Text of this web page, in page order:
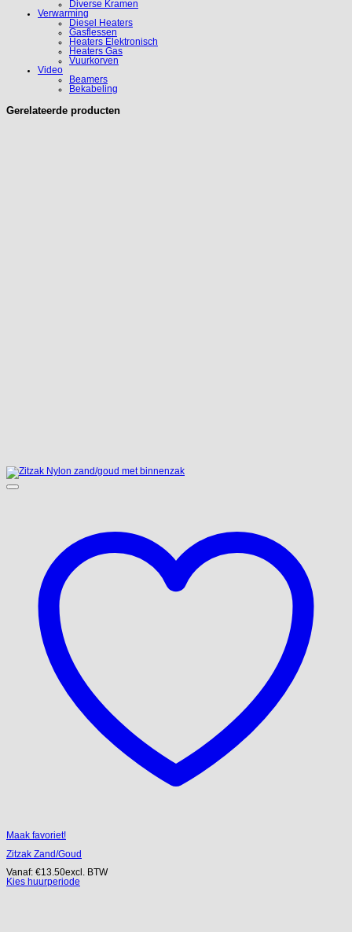
Diverse Kramen
Verwarming
Diesel Heaters
Gasflessen
Heaters Elektronisch
Heaters Gas
Vuurkorven
Video
Beamers
Bekabeling
Gerelateerde producten
Maak favoriet!
Zitzak Zand/Goud
Vanaf: €13.50excl. BTW
Kies huurperiode